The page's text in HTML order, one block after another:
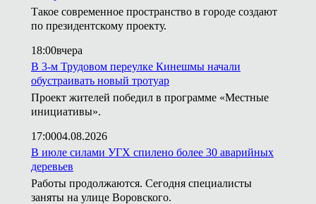
Такое современное пространство в городе создают
по президентскому проекту.
18:00вчера
В 3-м Трудовом переулке Кинешмы начали
обустраивать новый тротуар
Проект жителей победил в программе «Местные
инициативы».
17:0004.08.2026
В июле силами УГХ спилено более 30 аварийных
деревьев
Работы продолжаются. Сегодня специалисты
заняты на улице Воровского.